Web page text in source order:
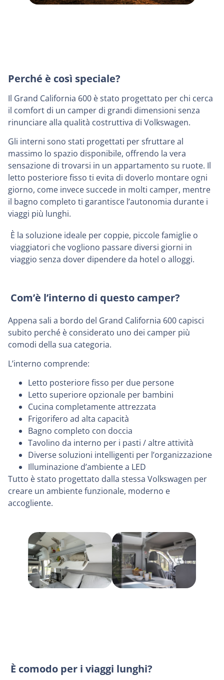
Perché è così speciale?
Il Grand California 600 è stato progettato per chi cerca
il comfort di un camper di grandi dimensioni senza
rinunciare alla qualità costruttiva di Volkswagen.
Gli interni sono stati progettati per sfruttare al
massimo lo spazio disponibile, offrendo la vera
sensazione di trovarsi in un appartamento su ruote. Il
letto posteriore fisso ti evita di doverlo montare ogni
giorno, come invece succede in molti camper, mentre
il bagno completo ti garantisce l’autonomia durante i
viaggi più lunghi.
È la soluzione ideale per coppie, piccole famiglie o
viaggiatori che vogliono passare diversi giorni in
viaggio senza dover dipendere da hotel o alloggi.
Com’è l’interno di questo camper?
Appena sali a bordo del Grand California 600 capisci
subito perché è considerato uno dei camper più
comodi della sua categoria.
L’interno comprende:
Letto posteriore fisso per due persone
Letto superiore opzionale per bambini
Cucina completamente attrezzata
Frigorifero ad alta capacità
Bagno completo con doccia
Tavolino da interno per i pasti / altre attività
Diverse soluzioni intelligenti per l’organizzazione
Illuminazione d’ambiente a LED
Tutto è stato progettato dalla stessa Volkswagen per
creare un ambiente funzionale, moderno e
accogliente.
È comodo per i viaggi lunghi?